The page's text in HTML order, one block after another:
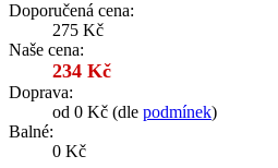
Doporučená cena:
275 Kč
Naše cena:
234 Kč
Doprava:
od 0 Kč (dle podmínek)
Balné:
0 Kč